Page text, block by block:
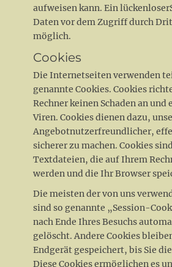
aufweisen kann. Ein
Daten vor dem Zugriff durch
möglich.
Cookies
Die Internetseiten verwenden
genannte Cookies. Cookies
Rechner keinen Schaden an und
Viren. Cookies dienen dazu,
Angebotnutzerfreundlicher,
sicherer zu machen. Cookies
Textdateien, die auf Ihrem
werden und die Ihr Browser
Die meisten der von uns
sind so genannte „Session-
nach Ende Ihres Besuchs
gelöscht. Andere Cookies
Endgerät gespeichert, bis Sie
Diese Cookies ermöglichen es